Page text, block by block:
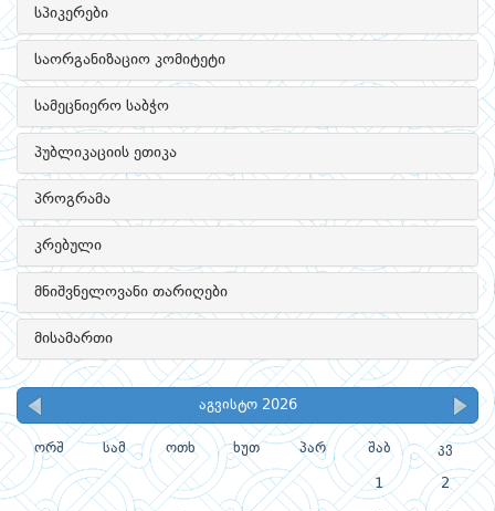
სპიკერები
საორგანიზაციო კომიტეტი
სამეცნიერო საბჭო
პუბლიკაციის ეთიკა
პროგრამა
კრებული
მნიშვნელოვანი თარიღები
მისამართი
აგვისტო 2026
ორშ სამ ოთხ ხუთ პარ შაბ კვ
1 2